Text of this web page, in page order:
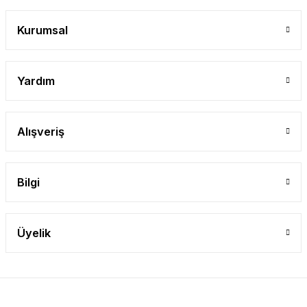
Kurumsal
Yardım
Alışveriş
Bilgi
Üyelik